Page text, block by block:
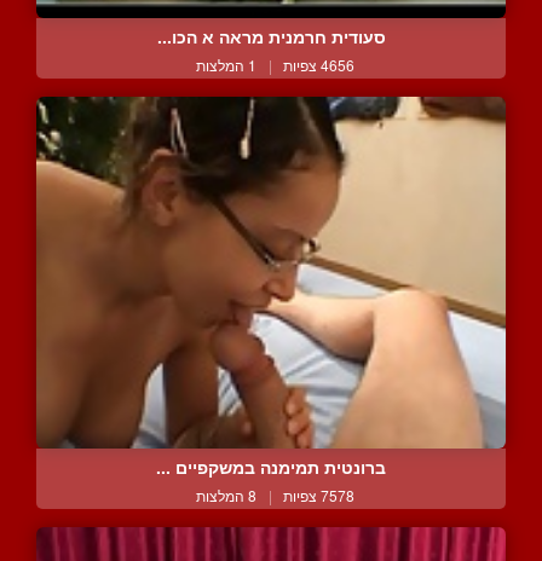
סעודית חרמנית מראה א הכו...
4656 צפיות | 1 המלצות
ברונטית תמימנה במשקפיים ...
7578 צפיות | 8 המלצות